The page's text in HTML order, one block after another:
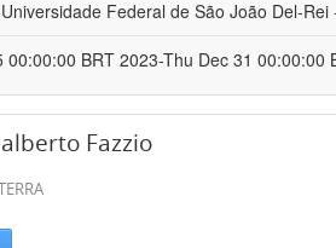
Universidade Federal de São João Del-Rei
00:00:00 BRT 2023-Thu Dec 31 00:00:00
Fazzio